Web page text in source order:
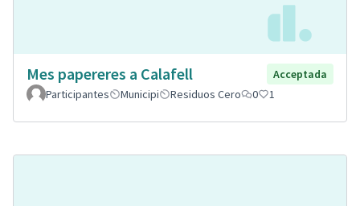
Mes papereres a Calafell
Acceptada
Participantes
Municipi Residuos Cero 0 1